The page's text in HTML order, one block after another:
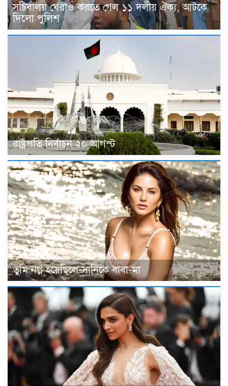
সচিবালয় ঘেরাও করতে গেল ১১ দলীয় ঐক্য, আটকে
দিলো পুলিশ
রাষ্ট্রপতি নির্বাচন ২০ আগস্ট
তুমি নগ্ন হয়েছিলে-সানিকে বাবা-মা